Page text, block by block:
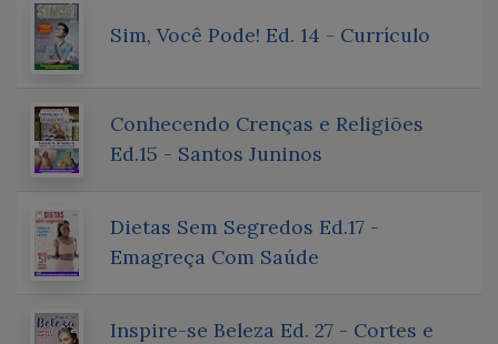
Sim, Você Pode! Ed. 14 - Currículo
Conhecendo Crenças e Religiões
Ed.15 - Santos Juninos
Dietas Sem Segredos Ed.17 -
Emagreça Com Saúde
Inspire-se Beleza Ed. 27 - Cortes e